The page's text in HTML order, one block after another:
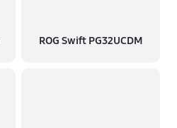
ROG Swift PG32UCDM